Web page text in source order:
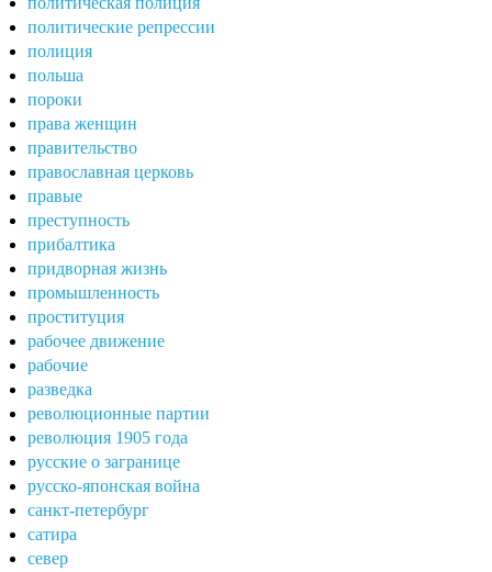
политические репрессии
полиция
польша
пороки
права женщин
правительство
православная церковь
правые
преступность
прибалтика
придворная жизнь
промышленность
проституция
рабочее движение
рабочие
разведка
революционные партии
революция 1905 года
русские о загранице
русско-японская война
санкт-петербург
сатира
север